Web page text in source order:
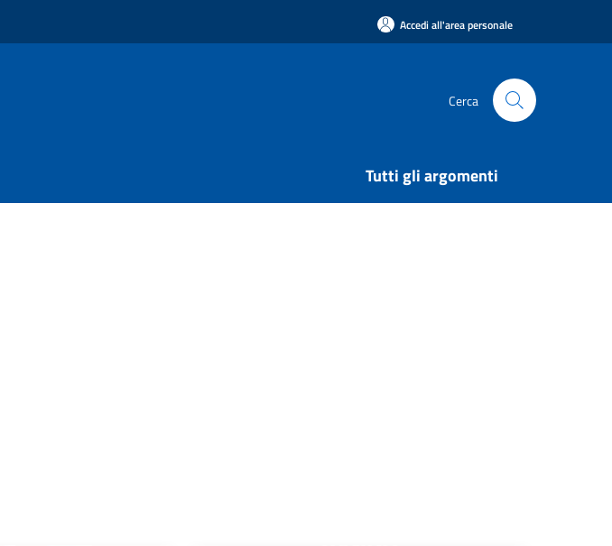
Accedi all'area personale
Cerca
Tutti gli argomenti